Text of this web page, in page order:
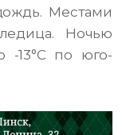
Местами
Ночью
-13°С по юго-